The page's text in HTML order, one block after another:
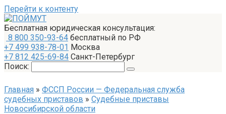
Перейти к контенту
Бесплатная юридическая консультация:
8 800 350-93-64 бесплатный по РФ
+7 499 938-78-01 Москва
+7 812 425-69-84 Санкт-Петербург
Поиск:
Главная » ФССП России — Федеральная служба
судебных приставов » Судебные приставы
Новосибирской области